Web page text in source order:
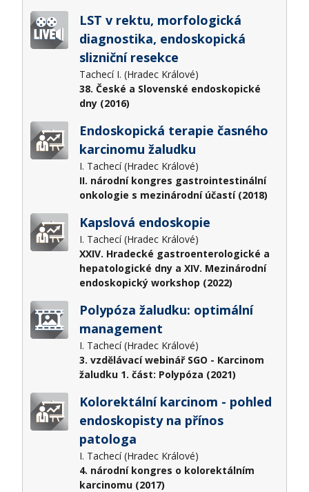
LST v rektu, morfologická
diagnostika, endoskopická
slizniční resekce
Tachecí I. (Hradec Králové)
38. České a Slovenské endoskopické
dny (2016)
Endoskopická terapie časného
karcinomu žaludku
I. Tachecí (Hradec Králové)
II. národní kongres gastrointestinální
onkologie s mezinárodní účastí (2018)
Kapslová endoskopie
I. Tachecí (Hradec Králové)
XXIV. Hradecké gastroenterologické a
hepatologické dny a XIV. Mezinárodní
endoskopický workshop (2022)
Polypóza žaludku: optimální
management
I. Tachecí (Hradec Králové)
3. vzdělávací webinář SGO - Karcinom
žaludku 1. část: Polypóza (2021)
Kolorektální karcinom - pohled
endoskopisty na přínos
patologa
I. Tachecí (Hradec Králové)
4. národní kongres o kolorektálním
karcinomu (2017)